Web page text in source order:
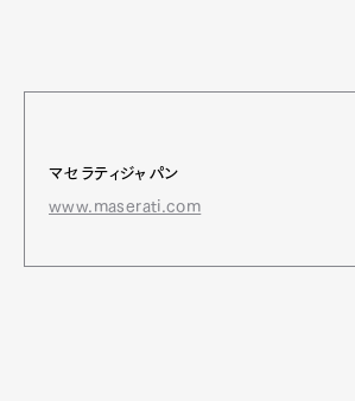
マセラティジャパン
www.maserati.com